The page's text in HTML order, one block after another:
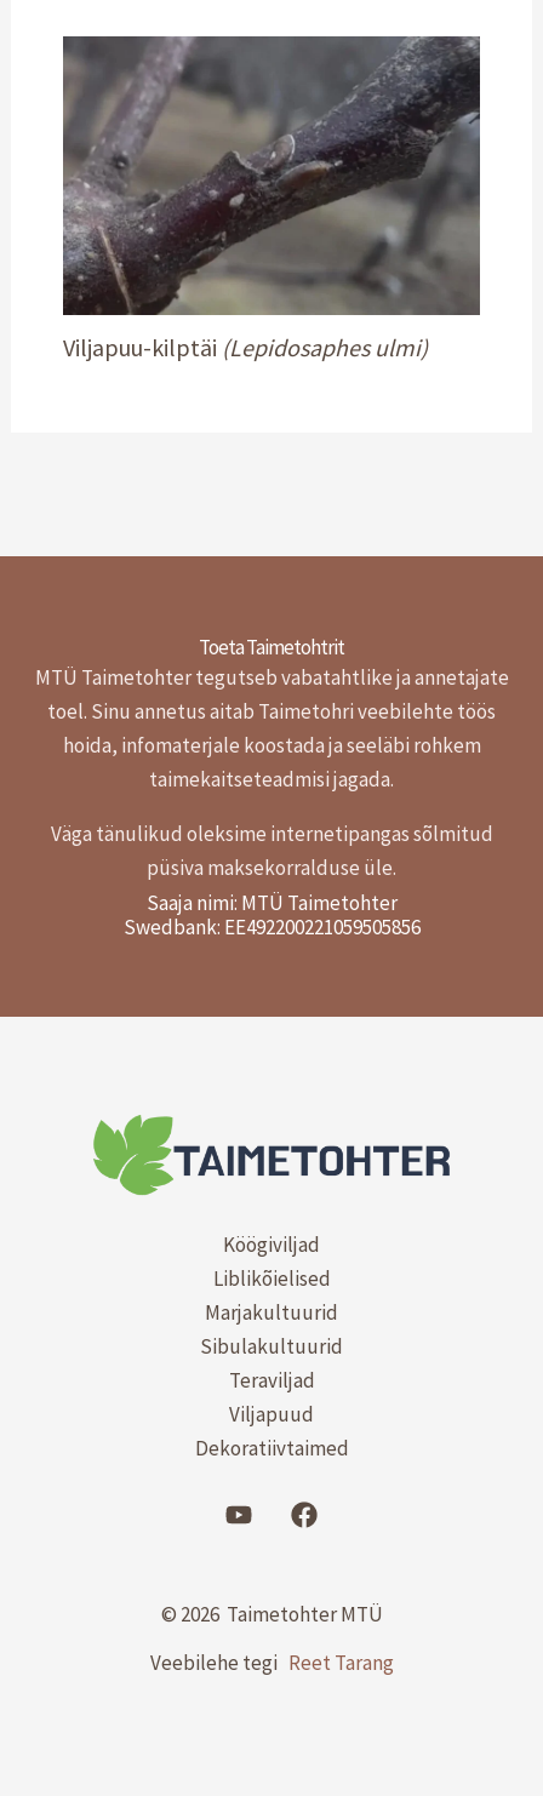
Viljapuu-kilptäi (Lepidosaphes ulmi)
Toeta Taimetohtrit
MTÜ Taimetohter tegutseb vabatahtlike ja annetajate
toel. Sinu annetus aitab Taimetohri veebilehte töös
hoida, infomaterjale koostada ja seeläbi rohkem
taimekaitseteadmisi jagada.
Väga tänulikud oleksime internetipangas sõlmitud
püsiva maksekorralduse üle.
Saaja nimi: MTÜ Taimetohter
Swedbank: EE492200221059505856
Köögiviljad
Liblikõielised
Marjakultuurid
Sibulakultuurid
Teraviljad
Viljapuud
Dekoratiivtaimed
© 2026 Taimetohter MTÜ
Veebilehe tegi Reet Tarang